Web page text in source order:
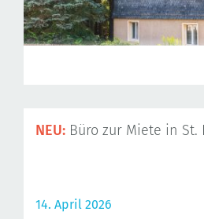
NEU: Büro zur Miete in St.
14. April 2026